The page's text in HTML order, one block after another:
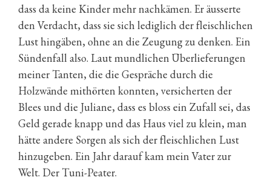
dass da keine Kinder mehr nachkämen. Er äusserte
den Verdacht, dass sie sich lediglich der fleischlichen
Lust hingäben, ohne an die Zeugung zu denken. Ein
Sündenfall also. Laut mundlichen Überlieferungen
meiner Tanten, die die Gespräche durch die
Holzwände mithörten konnten, versicherten der
Blees und die Juliane, dass es bloss ein Zufall sei, das
Geld gerade knapp und das Haus viel zu klein, man
hätte andere Sorgen als sich der fleischlichen Lust
hinzugeben. Ein Jahr darauf kam mein Vater zur
Welt. Der Tuni-Peater.